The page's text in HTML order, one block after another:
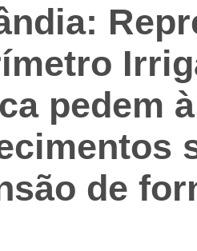
pedem
de